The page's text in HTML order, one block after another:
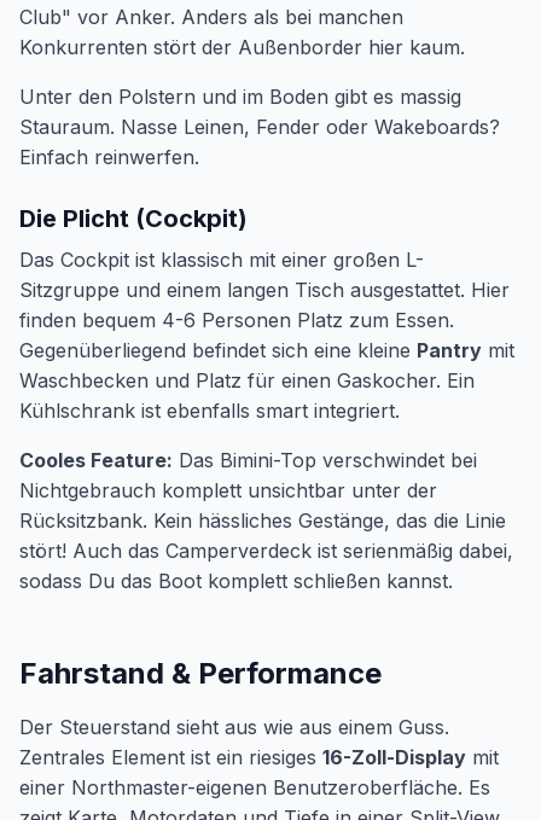
Club" vor Anker. Anders als bei manchen
Konkurrenten stört der Außenborder hier kaum.
Unter den Polstern und im Boden gibt es massig
Stauraum. Nasse Leinen, Fender oder Wakeboards?
Einfach reinwerfen.
Die Plicht (Cockpit)
Das Cockpit ist klassisch mit einer großen L-
Sitzgruppe und einem langen Tisch ausgestattet. Hier
finden bequem 4-6 Personen Platz zum Essen.
Gegenüberliegend befindet sich eine kleine Pantry mit
Waschbecken und Platz für einen Gaskocher. Ein
Kühlschrank ist ebenfalls smart integriert.
Cooles Feature: Das Bimini-Top verschwindet bei
Nichtgebrauch komplett unsichtbar unter der
Rücksitzbank. Kein hässliches Gestänge, das die Linie
stört! Auch das Camperverdeck ist serienmäßig dabei,
sodass Du das Boot komplett schließen kannst.
Fahrstand & Performance
Der Steuerstand sieht aus wie aus einem Guss.
Zentrales Element ist ein riesiges 16-Zoll-Display mit
einer Northmaster-eigenen Benutzeroberfläche. Es